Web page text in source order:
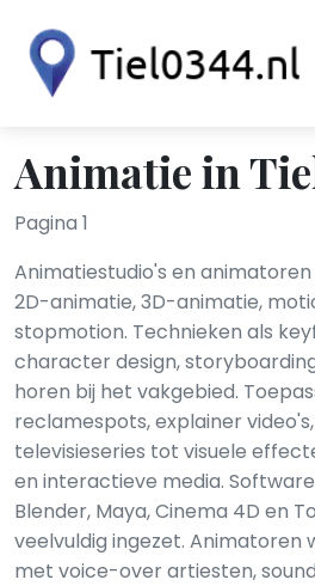
Animatie in
Pagina 1
Animatiestudio's en
2D-animatie, 3D-animatie,
stopmotion. Technieken als
character design,
horen bij het vakgebied.
reclamespots, explainer
televisieseries tot visuele
en interactieve media.
Blender, Maya, Cinema 4D en
veelvuldig ingezet. Animatoren
met voice-over artiesten,